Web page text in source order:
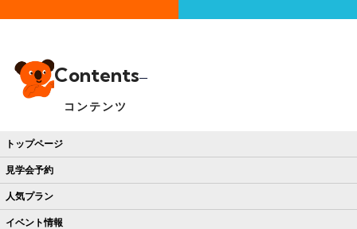
Contents
コンテンツ
トップページ
見学会予約
人気プラン
イベント情報